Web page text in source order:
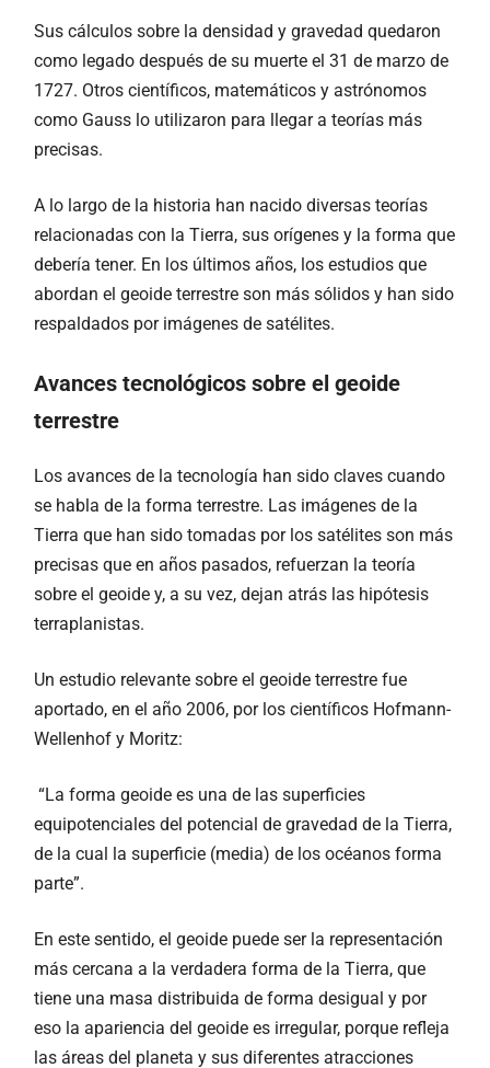
Sus cálculos sobre la densidad y gravedad quedaron
como legado después de su muerte el 31 de marzo de
1727. Otros científicos, matemáticos y astrónomos
como Gauss lo utilizaron para llegar a teorías más
precisas.
A lo largo de la historia han nacido diversas teorías
relacionadas con la Tierra, sus orígenes y la forma que
debería tener. En los últimos años, los estudios que
abordan el geoide terrestre son más sólidos y han sido
respaldados por imágenes de satélites.
Avances tecnológicos sobre el geoide
terrestre
Los avances de la tecnología han sido claves cuando
se habla de la forma terrestre. Las imágenes de la
Tierra que han sido tomadas por los satélites son más
precisas que en años pasados, refuerzan la teoría
sobre el geoide y, a su vez, dejan atrás las hipótesis
terraplanistas.
Un estudio relevante sobre el geoide terrestre fue
aportado, en el año 2006, por los científicos Hofmann-
Wellenhof y Moritz:
“La forma geoide es una de las superficies
equipotenciales del potencial de gravedad de la Tierra,
de la cual la superficie (media) de los océanos forma
parte”.
En este sentido, el geoide puede ser la representación
más cercana a la verdadera forma de la Tierra, que
tiene una masa distribuida de forma desigual y por
eso la apariencia del geoide es irregular, porque refleja
las áreas del planeta y sus diferentes atracciones